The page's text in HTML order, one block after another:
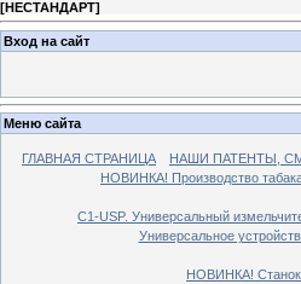
[НЕСТАНДАРТ]
Вход на сайт
Меню сайта
ГЛАВНАЯ СТРАНИЦА НАШИ ПАТЕНТЫ,
НОВИНКА! Производство
С1-USP. Универсальный
Универсальное
НОВИНКА! Станок